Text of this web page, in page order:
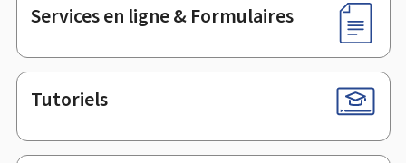
Services en ligne & Formulaires
Tutoriels